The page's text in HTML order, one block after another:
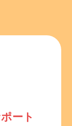
ート